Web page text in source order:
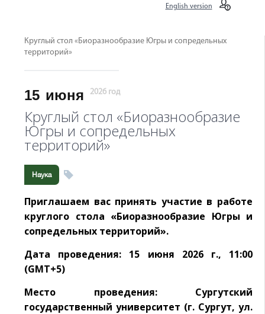
English version
Круглый стол «Биоразнообразие Югры и сопредельных
территорий»
15 июня 2026 год
Круглый стол «Биоразнообразие
Югры и сопредельных
территорий»
Наука
Приглашаем вас принять участие в работе
круглого стола «Биоразнообразие Югры и
сопредельных территорий».
Дата проведения: 15 июня 2026 г., 11:00
(GMT+5)
Место проведения: Сургутский
государственный университет (г. Сургут, ул.